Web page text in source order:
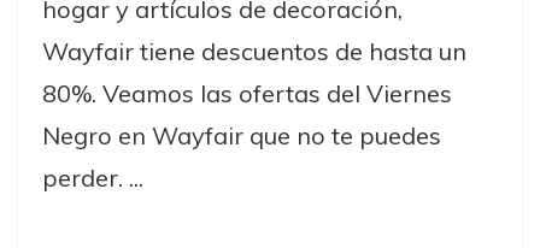
hogar y artículos de decoración,
Wayfair tiene descuentos de hasta un
80%. Veamos las ofertas del Viernes
Negro en Wayfair que no te puedes
perder. ...